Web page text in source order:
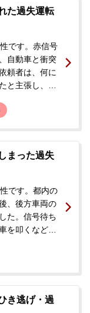
た過失運転
です。赤信号
自動車と衝突
頼者は、何に
と主張し、一
た。この行為
も問われまし
れることなく
検察官により
宅に届き、刑
い状況になっ
来られまし
まった過失
です。都内の
、後方車両の
た。信号待ち
を叩くなどし
させてしまい
依頼者が直接
害届が提出さ
き逃げ・過